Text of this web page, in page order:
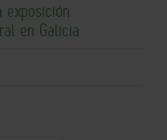
exposición
en Galicia